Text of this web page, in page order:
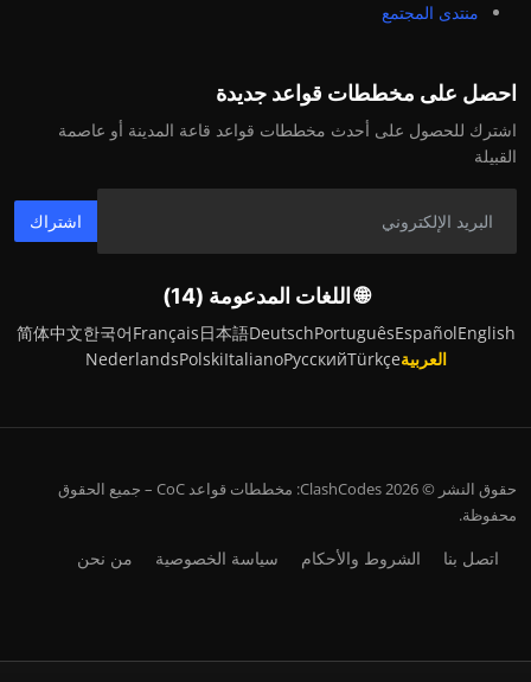
منتدى المجتمع
احصل على مخططات قواعد جديدة
اشترك للحصول على أحدث مخططات قواعد قاعة المدينة أو عاصمة
القبيلة
اشتراك
🌐 اللغات المدعومة (14)
English
Español
Português
Deutsch
日本語
Français
한국어
简体中文
العربيةTürkçe
Русский
Italiano
Polski
Nederlands
حقوق النشر © 2026 ClashCodes: مخططات قواعد CoC – جميع الحقوق
محفوظة.
اتصل بنا الشروط والأحكام سياسة الخصوصية من نحن